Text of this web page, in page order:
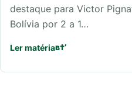
destaque para Victor
Bolívia por 2 a 1…
Ler matéria